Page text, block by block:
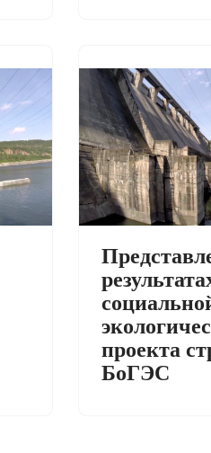
проекта
БоГЭС